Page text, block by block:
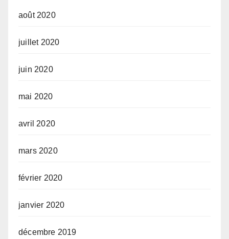
août 2020
juillet 2020
juin 2020
mai 2020
avril 2020
mars 2020
février 2020
janvier 2020
décembre 2019